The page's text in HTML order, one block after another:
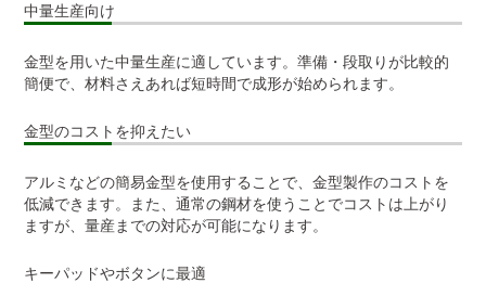
中量生産向け
金型を用いた中量生産に適しています。準備・段取りが比較的
簡便で、材料さえあれば短時間で成形が始められます。
金型のコストを抑えたい
アルミなどの簡易金型を使用することで、金型製作のコストを
低減できます。また、通常の鋼材を使うことでコストは上がり
ますが、量産までの対応が可能になります。
キーパッドやボタンに最適